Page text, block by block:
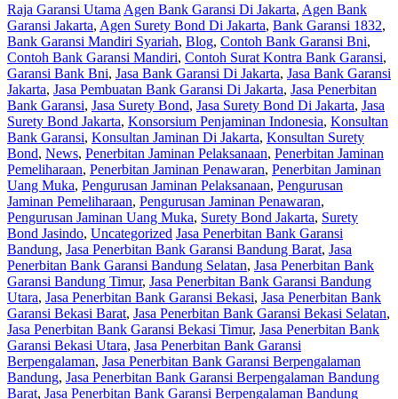
Raja Garansi Utama Agen Bank Garansi Di Jakarta, Agen Bank
Garansi Jakarta, Agen Surety Bond Di Jakarta, Bank Garansi 1832,
Bank Garansi Mandiri Syariah, Blog, Contoh Bank Garansi Bni,
Contoh Bank Garansi Mandiri, Contoh Surat Kontra Bank Garansi,
Garansi Bank Bni, Jasa Bank Garansi Di Jakarta, Jasa Bank Garansi
Jakarta, Jasa Pembuatan Bank Garansi Di Jakarta, Jasa Penerbitan
Bank Garansi, Jasa Surety Bond, Jasa Surety Bond Di Jakarta, Jasa
Surety Bond Jakarta, Konsorsium Penjaminan Indonesia, Konsultan
Bank Garansi, Konsultan Jaminan Di Jakarta, Konsultan Surety
Bond, News, Penerbitan Jaminan Pelaksanaan, Penerbitan Jaminan
Pemeliharaan, Penerbitan Jaminan Penawaran, Penerbitan Jaminan
Uang Muka, Pengurusan Jaminan Pelaksanaan, Pengurusan
Jaminan Pemeliharaan, Pengurusan Jaminan Penawaran,
Pengurusan Jaminan Uang Muka, Surety Bond Jakarta, Surety
Bond Jasindo, Uncategorized Jasa Penerbitan Bank Garansi
Bandung, Jasa Penerbitan Bank Garansi Bandung Barat, Jasa
Penerbitan Bank Garansi Bandung Selatan, Jasa Penerbitan Bank
Garansi Bandung Timur, Jasa Penerbitan Bank Garansi Bandung
Utara, Jasa Penerbitan Bank Garansi Bekasi, Jasa Penerbitan Bank
Garansi Bekasi Barat, Jasa Penerbitan Bank Garansi Bekasi Selatan,
Jasa Penerbitan Bank Garansi Bekasi Timur, Jasa Penerbitan Bank
Garansi Bekasi Utara, Jasa Penerbitan Bank Garansi
Berpengalaman, Jasa Penerbitan Bank Garansi Berpengalaman
Bandung, Jasa Penerbitan Bank Garansi Berpengalaman Bandung
Barat, Jasa Penerbitan Bank Garansi Berpengalaman Bandung